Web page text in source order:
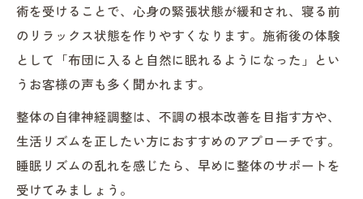
術を受けることで、心身の緊張状態が緩和され、寝る前
のリラックス状態を作りやすくなります。施術後の体験
として「布団に入ると自然に眠れるようになった」とい
うお客様の声も多く聞かれます。
整体の自律神経調整は、不調の根本改善を目指す方や、
生活リズムを正したい方におすすめのアプローチです。
睡眠リズムの乱れを感じたら、早めに整体のサポートを
受けてみましょう。